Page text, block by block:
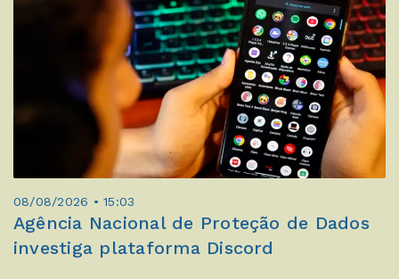
08/08/2026 • 15:03
Agência Nacional de Proteção de Dados
investiga plataforma Discord